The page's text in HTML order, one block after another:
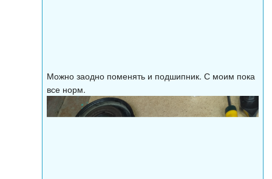
Можно заодно поменять и подшипник. С моим пока
все норм.